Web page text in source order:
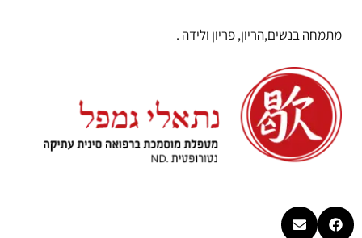
מתמחה בנשים,הריון, פריון ולידה .